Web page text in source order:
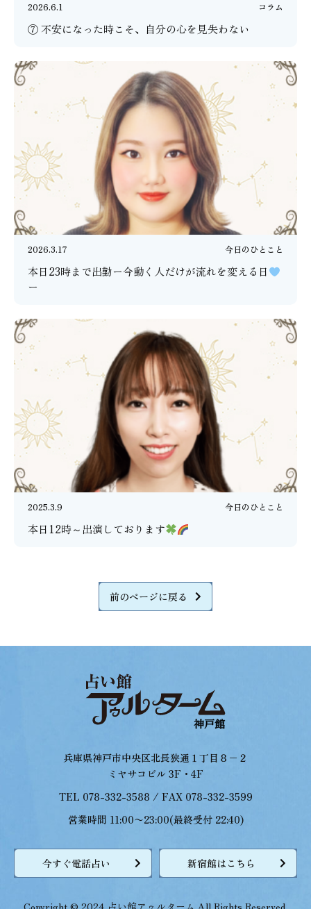
2026.6.1 コラム
⑦ 不安になった時こそ、自分の心を見失わない
2026.3.17 今日のひとこと
本日23時まで出勤ー今動く人だけが流れを変える日
ー
2025.3.9 今日のひとこと
本日12時～出演しております
前のページに戻る
兵庫県神戸市中央区北長狭通１丁目８−２
ミヤサコビル 3F・4F
TEL 078-332-3588 / FAX 078-332-3599
営業時間 11:00〜23:00(最終受付 22:40)
今すぐ電話占い 新宿館はこちら